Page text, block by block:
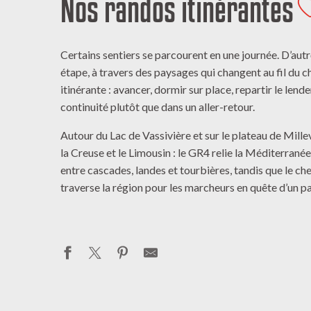
Nos randos itinérantes
Certains sentiers se parcourent en une journée.
étape, à travers des paysages qui changent au fil du
itinérante : avancer, dormir sur place, repartir le
continuité plutôt que dans un aller-retour.
Autour du Lac de Vassivière et sur le plateau de
la Creuse et le Limousin : le GR4 relie la
entre cascades, landes et tourbières, tandis que le
traverse la région pour les marcheurs en quête d’un